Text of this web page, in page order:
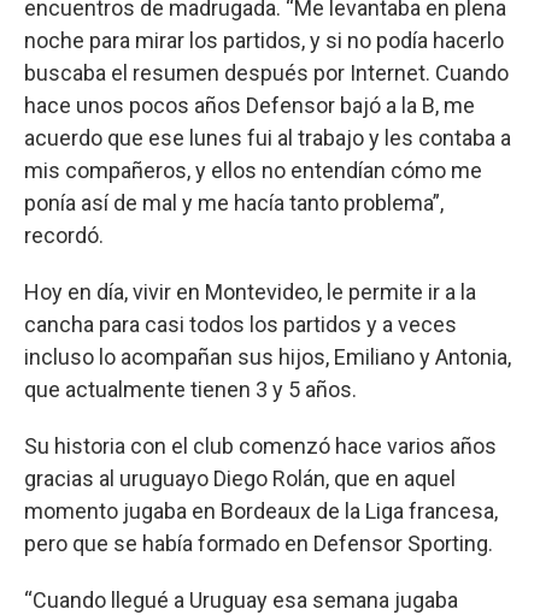
encuentros de madrugada. “Me levantaba en plena
noche para mirar los partidos, y si no podía hacerlo
buscaba el resumen después por Internet. Cuando
hace unos pocos años Defensor bajó a la B, me
acuerdo que ese lunes fui al trabajo y les contaba a
mis compañeros, y ellos no entendían cómo me
ponía así de mal y me hacía tanto problema”,
recordó.
Hoy en día, vivir en Montevideo, le permite ir a la
cancha para casi todos los partidos y a veces
incluso lo acompañan sus hijos, Emiliano y Antonia,
que actualmente tienen 3 y 5 años.
Su historia con el club comenzó hace varios años
gracias al uruguayo Diego Rolán, que en aquel
momento jugaba en Bordeaux de la Liga francesa,
pero que se había formado en Defensor Sporting.
“Cuando llegué a Uruguay esa semana jugaba